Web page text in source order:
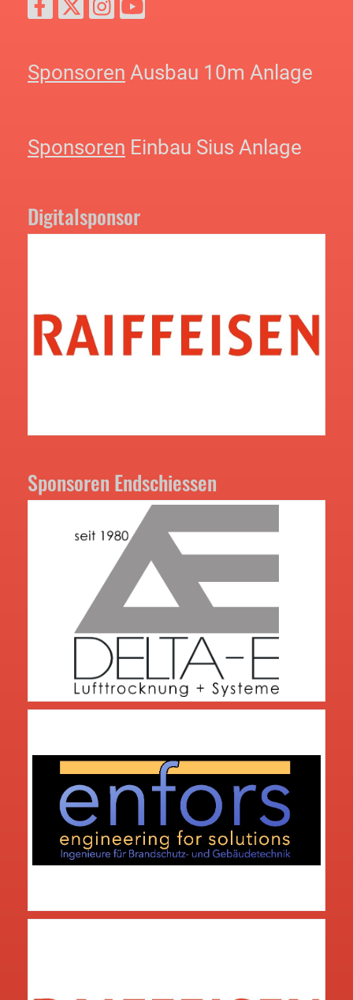
Sponsoren Ausbau 10m Anlage
Sponsoren Einbau Sius Anlage
Digitalsponsor
Sponsoren Endschiessen